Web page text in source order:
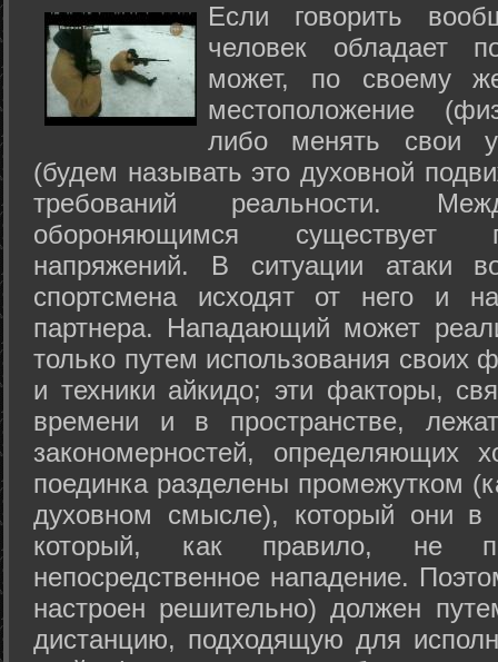
Если говорить
человек обладает
может, по своему
местоположение
либо менять свои
(будем называть это духовной
требований реальности.
обороняющимся существует
напряжений. В ситуации атаки
спортсмена исходят от него и
партнера. Нападающий может
только путем использования своих
и техники айкидо; эти факторы,
времени и в пространстве,
закономерностей, определяющих
поединка разделены промежутком
духовном смысле), который они в
который, как правило, не
непосредственное нападение.
настроен решительно) должен
дистанцию, подходящую для